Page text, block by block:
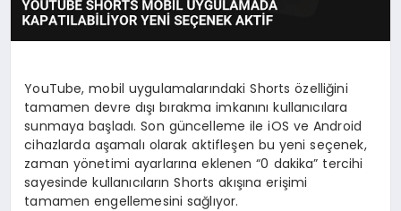
YouTube, mobil uygulamalarındaki Shorts özelliğini
tamamen devre dışı bırakma imkanını kullanıcılara
sunmaya başladı. Son güncelleme ile iOS ve Android
cihazlarda aşamalı olarak aktifleşen bu yeni seçenek,
zaman yönetimi ayarlarına eklenen “0 dakika” tercihi
sayesinde kullanıcıların Shorts akışına erişimi
tamamen engellemesini sağlıyor.